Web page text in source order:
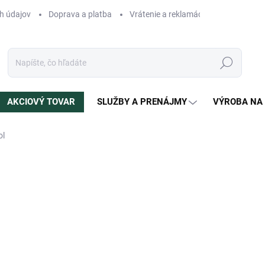
údajov Doprava a platba Vrátenie a reklamácia
Hľadať
AKCIOVÝ TOVAR SLUŽBY A PRENÁJMY VÝROBA NA